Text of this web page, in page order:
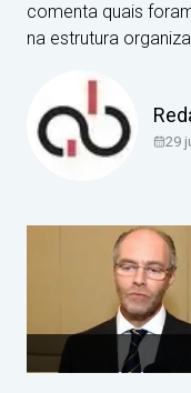
comenta quais
na estrutura
29